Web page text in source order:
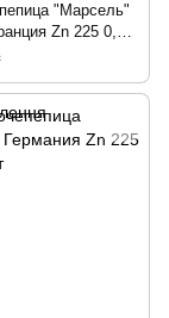
"Марсель"
Zn 225 0,5